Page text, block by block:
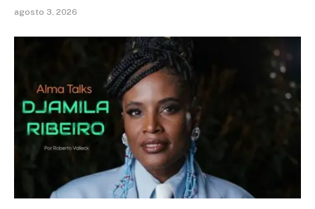
agosto 3, 2026